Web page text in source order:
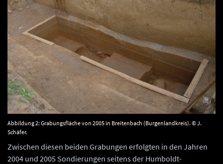
Abbildung 2: Grabungsfläche von 2005 in Breitenbach (Burgenlandkreis). © J.
Schäfer.
Zwischen diesen beiden Grabungen erfolgten in den Jahren
2004 und 2005 Sondierungen seitens der Humboldt-